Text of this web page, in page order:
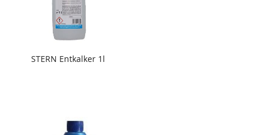
STERN Entkalker 1l